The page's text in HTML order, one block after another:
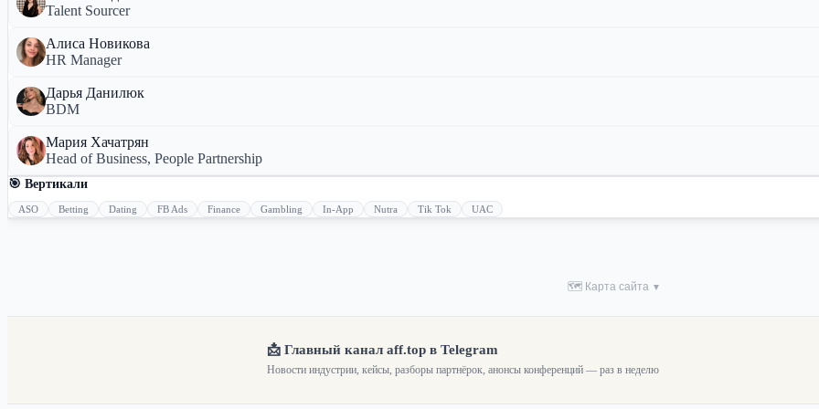
Talent Sourcer
Алиса Новикова
HR Manager
Дарья Данилюк
BDM
Мария Хачатрян
Head of Business, People Partnership
🎯 Вертикали
ASO Betting Dating FB Ads Finance Gambling In-App Nutra Tik Tok UAC
🗺 Карта сайта ▼
📩 Главный канал aff.top в Telegram
Новости индустрии, кейсы, разборы партнёрок, анонсы конференций — раз в неделю